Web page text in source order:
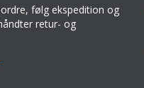
følg ekspedition og
retur- og